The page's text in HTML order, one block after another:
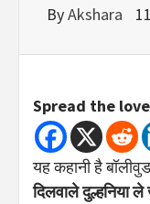
ByAkshara
Spread the love
यह कहानी है
दिलवाले दुल्हनिया